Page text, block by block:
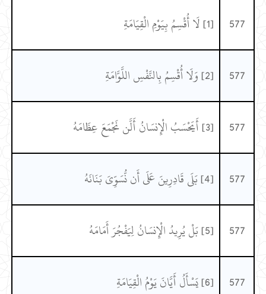
577
[1] لَا أُقْسِمُ بِيَوْمِ الْقِيَامَةِ
577 [2] وَلَا أُقْسِمُ بِالنَّفْسِ اللَّوَّامَةِ
577 [3] أَيَحْسَبُ الْإِنسَانُ أَلَّن نَجْمَعَ عِظَامَهُ
577 [4] بَلَى قَادِرِينَ عَلَى أَن نُّسَوِّيَ بَنَانَهُ
577 [5] بَلْ يُرِيدُ الْإِنسَانُ لِيَفْجُرَ أَمَامَهُ
577 [6] يَسْأَلُ أَيَّانَ يَوْمُ الْقِيَامَةِ